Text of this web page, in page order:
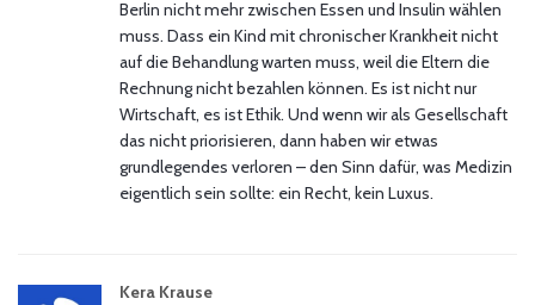
Berlin nicht mehr zwischen Essen und Insulin wählen
muss. Dass ein Kind mit chronischer Krankheit nicht
auf die Behandlung warten muss, weil die Eltern die
Rechnung nicht bezahlen können. Es ist nicht nur
Wirtschaft, es ist Ethik. Und wenn wir als Gesellschaft
das nicht priorisieren, dann haben wir etwas
grundlegendes verloren – den Sinn dafür, was Medizin
eigentlich sein sollte: ein Recht, kein Luxus.
Kera Krause